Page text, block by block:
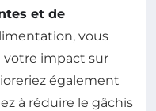
et de
vous
impact sur
également
à réduire le gâchis